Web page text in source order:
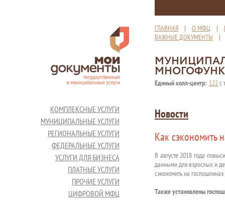
ГЛАВНАЯ | О МФЦ |
ВАЖНЫЕ ДОКУМЕНТЫ
Единый колл-центр: 122с
КОМПЛЕКСНЫЕ УСЛУГИ
МУНИЦИПАЛЬНЫЕ УСЛУГИ
РЕГИОНАЛЬНЫЕ УСЛУГИ
ФЕДЕРАЛЬНЫЕ УСЛУГИ
УСЛУГИ ДЛЯ БИЗНЕСА
ПЛАТНЫЕ УСЛУГИ
ПРОЧИЕ УСЛУГИ
ЦИФРОВОЙ МФЦ
Новости
Как сэкономить
В августе 2018 года
данными для взрослых и
сэкономить на
Также установлены